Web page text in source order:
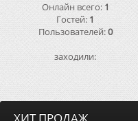
Онлайн всего: 1
Гостей: 1
Пользователей:0
заходили: